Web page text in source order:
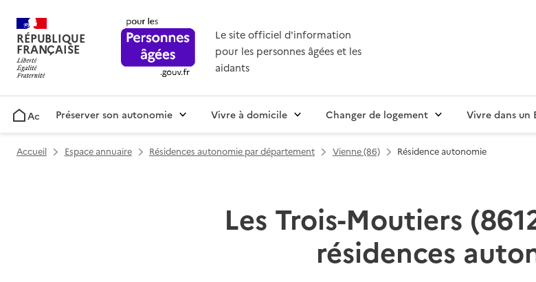
RÉPUBLIQUE
FRANÇAISE
Le site officiel d'information
pour les personnes âgées et les
aidants
AccueilPréserver son autonomie Vivre à domicile Changer de logement Vivre dans un
Accueil Espace annuaire Résidences autonomie par département Vienne (86) Résidence autonomie
Les Trois-Moutiers
résidences